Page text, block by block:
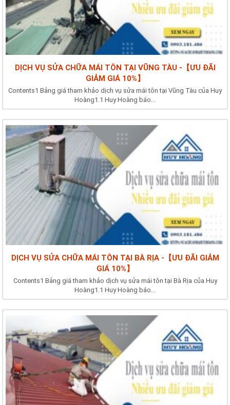
DỊCH VỤ SỬA CHỮA MÁI TÔN TẠI VŨNG TÀU -【ƯU ĐÃI
GIẢM GIÁ 10%】
Contents1 Bảng giá tham khảo dịch vụ sửa mái tôn tại Vũng Tàu của Huy
Hoàng1.1 Huy Hoàng báo...
DỊCH VỤ SỬA CHỮA MÁI TÔN TẠI BÀ RỊA -【ƯU ĐÃI GIẢM
GIÁ 10%】
Contents1 Bảng giá tham khảo dịch vụ sửa mái tôn tại Bà Rịa của Huy
Hoàng1.1 Huy Hoàng báo...